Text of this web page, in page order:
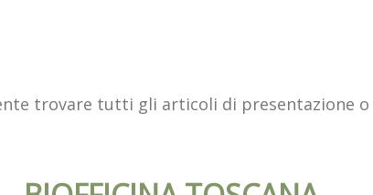
trovare tutti gli articoli di presentazione o